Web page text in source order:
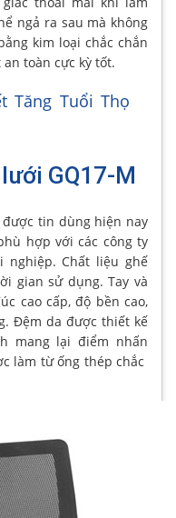
ngả ra sau mà không
kim loại chắc chắn
toàn cực kỳ tốt.
Tăng Tuổi Thọ
GQ17-M
được tin dùng hiện nay
hợp với các công ty
nghiệp. Chất liệu ghế
gian sử dụng. Tay và
cao cấp, độ bền cao,
Đệm da được thiết kế
mang lại điểm nhấn
làm từ ống thép chắc